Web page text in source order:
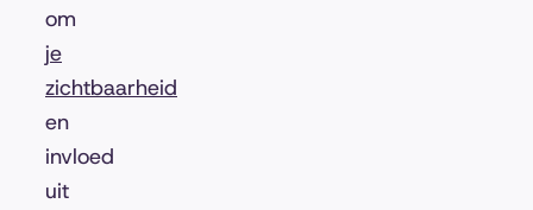
om
je
zichtbaarheid
en
invloed
uit